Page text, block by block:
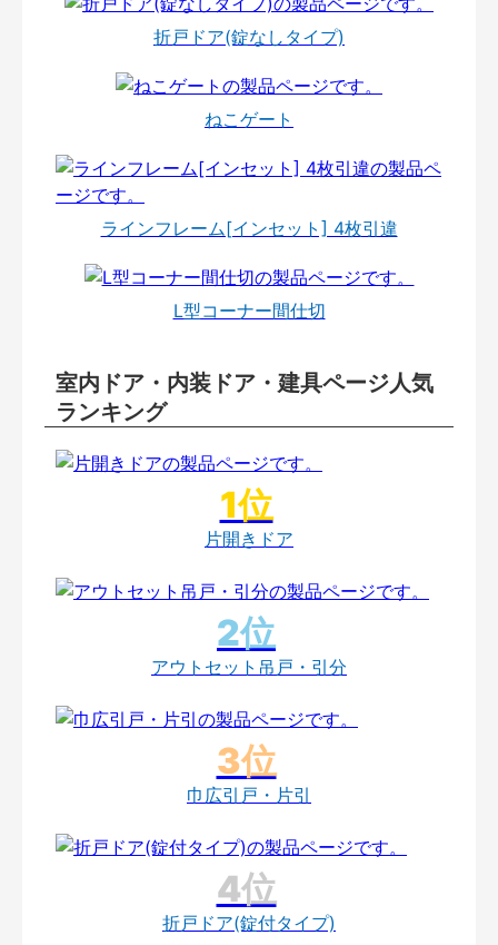
折戸ドア(錠なしタイプ)
ねこゲート
ラインフレーム[インセット] 4枚引違
L型コーナー間仕切
室内ドア・内装ドア・建具ページ人気
ランキング
片開きドア
アウトセット吊戸・引分
巾広引戸・片引
折戸ドア(錠付タイプ)